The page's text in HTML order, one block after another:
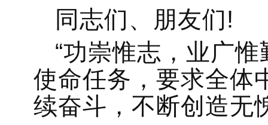
同志们、朋友们!
“功崇惟志，业广
使命任务，要求全体
续奋斗，不断创造无